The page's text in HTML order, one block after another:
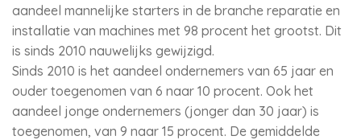
aandeel mannelijke starters in de branche reparatie en
installatie van machines met 98 procent het grootst. Dit
is sinds 2010 nauwelijks gewijzigd.
Sinds 2010 is het aandeel ondernemers van 65 jaar en
ouder toegenomen van 6 naar 10 procent. Ook het
aandeel jonge ondernemers (jonger dan 30 jaar) is
toegenomen, van 9 naar 15 procent. De gemiddelde